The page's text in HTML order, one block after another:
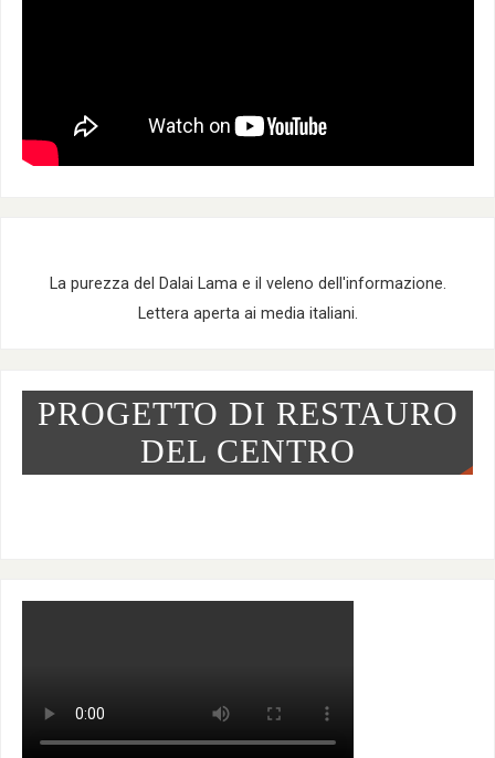
La purezza del Dalai Lama e il veleno dell'informazione.
Lettera aperta ai media italiani.
PROGETTO DI RESTAURO
DEL CENTRO